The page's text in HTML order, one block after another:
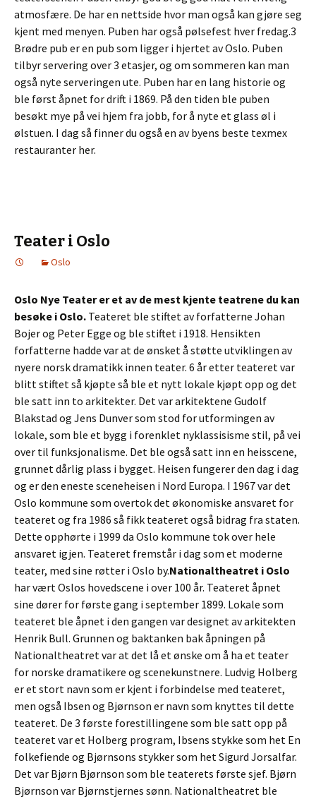
atmosfære. De har en nettside hvor man også kan gjøre seg
kjent med menyen. Puben har også pølsefest hver fredag.3
Brødre pub er en pub som ligger i hjertet av Oslo. Puben
tilbyr servering over 3 etasjer, og om sommeren kan man
også nyte serveringen ute. Puben har en lang historie og
ble først åpnet for drift i 1869. På den tiden ble puben
besøkt mye på vei hjem fra jobb, for å nyte et glass øl i
ølstuen. I dag så finner du også en av byens beste texmex
restauranter her.
Teater i Oslo
Oslo
Oslo Nye Teater er et av de mest kjente teatrene du kan
besøke i Oslo. Teateret ble stiftet av forfatterne Johan
Bojer og Peter Egge og ble stiftet i 1918. Hensikten
forfatterne hadde var at de ønsket å støtte utviklingen av
nyere norsk dramatikk innen teater. 6 år etter teateret var
blitt stiftet så kjøpte så ble et nytt lokale kjøpt opp og det
ble satt inn to arkitekter. Det var arkitektene Gudolf
Blakstad og Jens Dunver som stod for utformingen av
lokale, som ble et bygg i forenklet nyklassisisme stil, på vei
over til funksjonalisme. Det ble også satt inn en heisscene,
grunnet dårlig plass i bygget. Heisen fungerer den dag i dag
og er den eneste sceneheisen i Nord Europa. I 1967 var det
Oslo kommune som overtok det økonomiske ansvaret for
teateret og fra 1986 så fikk teateret også bidrag fra staten.
Dette opphørte i 1999 da Oslo kommune tok over hele
ansvaret igjen. Teateret fremstår i dag som et moderne
teater, med sine røtter i Oslo by.Nationaltheatret i Oslo
har vært Oslos hovedscene i over 100 år. Teateret åpnet
sine dører for første gang i september 1899. Lokale som
teateret ble åpnet i den gangen var designet av arkitekten
Henrik Bull. Grunnen og baktanken bak åpningen på
Nationaltheatret var at det lå et ønske om å ha et teater
for norske dramatikere og scenekunstnere. Ludvig Holberg
er et stort navn som er kjent i forbindelse med teateret,
men også Ibsen og Bjørnson er navn som knyttes til dette
teateret. De 3 første forestillingene som ble satt opp på
teateret var et Holberg program, Ibsens stykke som het En
folkefiende og Bjørnsons stykker som het Sigurd Jorsalfar.
Det var Bjørn Bjørnson som ble teaterets første sjef. Bjørn
Bjørnson var Bjørnstjernes sønn. Nationaltheatret ble